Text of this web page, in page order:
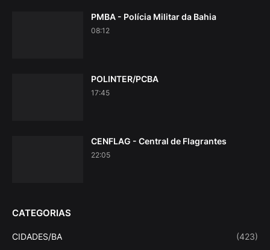
PMBA - Polícia Militar da Bahia
08:12
POLINTER/PCBA
17:45
CENFLAG - Central de Flagrantes
22:05
CATEGORIAS
CIDADES/BA (423)